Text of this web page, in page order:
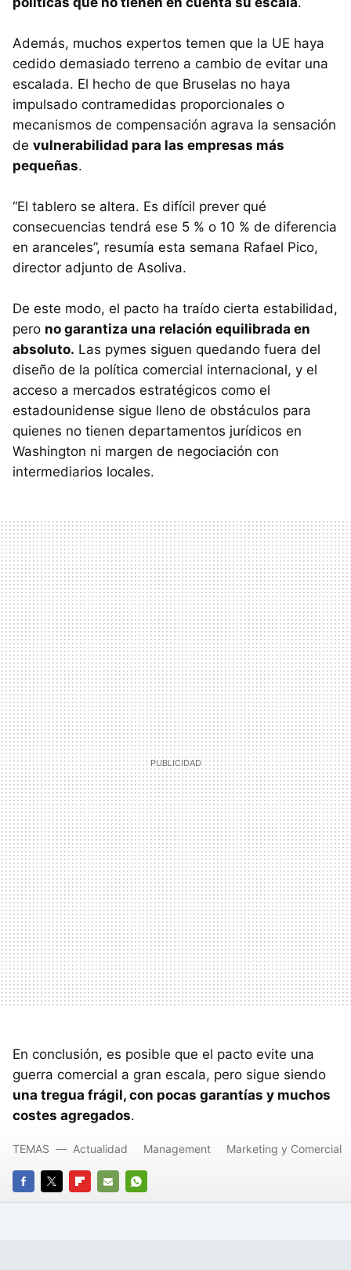
Además, muchos expertos temen que la UE haya
cedido demasiado terreno a cambio de evitar una
escalada. El hecho de que Bruselas no haya
impulsado contramedidas proporcionales o
mecanismos de compensación agrava la sensación
de vulnerabilidad para las empresas más
pequeñas.
“El tablero se altera. Es difícil prever qué
consecuencias tendrá ese 5 % o 10 % de diferencia
en aranceles”, resumía esta semana Rafael Pico,
director adjunto de Asoliva.
De este modo, el pacto ha traído cierta estabilidad,
pero no garantiza una relación equilibrada en
absoluto. Las pymes siguen quedando fuera del
diseño de la política comercial internacional, y el
acceso a mercados estratégicos como el
estadounidense sigue lleno de obstáculos para
quienes no tienen departamentos jurídicos en
Washington ni margen de negociación con
intermediarios locales.
En conclusión, es posible que el pacto evite una
guerra comercial a gran escala, pero sigue siendo
una tregua frágil, con pocas garantías y muchos
costes agregados.
FACEBOOK
TWITTERFLIPBOARD
E-
WHATSAPP
TEMAS Actualidad Management Marketing y Comercial